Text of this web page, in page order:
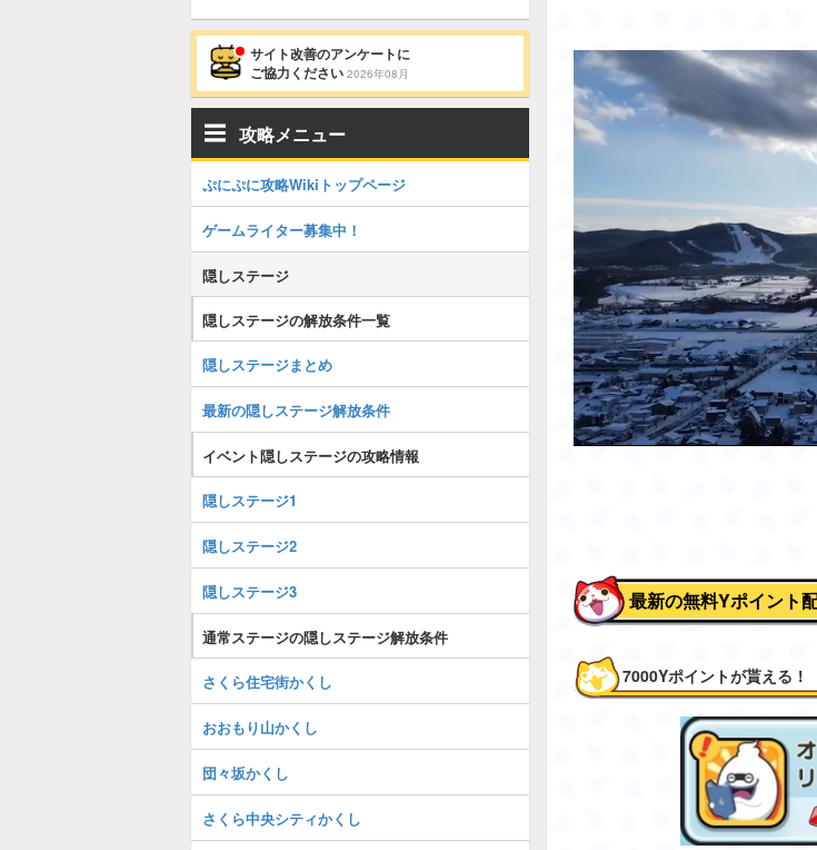
最新の無料Yポイント
7000Yポイントが貰える！
サイト改善のアンケートに
ご協力ください 2026年08月
攻略メニュー
ぷにぷに攻略Wikiトップページ
ゲームライター募集中！
隠しステージ
隠しステージの解放条件一覧
隠しステージまとめ
最新の隠しステージ解放条件
イベント隠しステージの攻略情報
隠しステージ1
隠しステージ2
隠しステージ3
通常ステージの隠しステージ解放条件
さくら住宅街かくし
おおもり山かくし
団々坂かくし
さくら中央シティかくし